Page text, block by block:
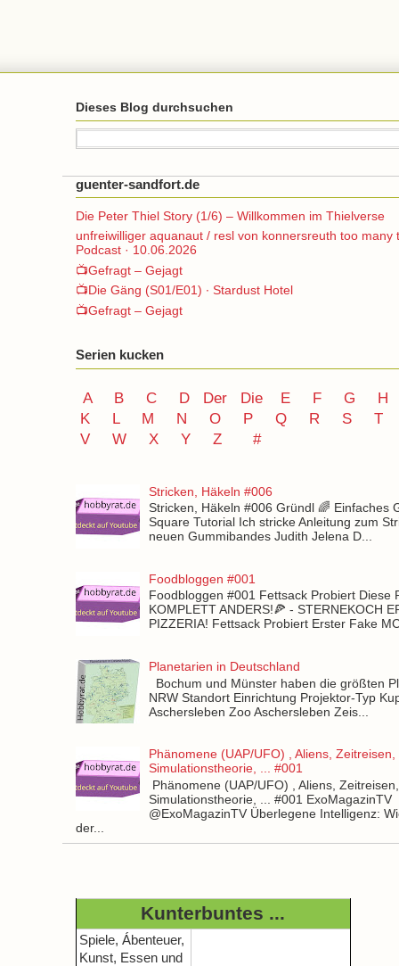
Dieses Blog durchsuchen
guenter-sandfort.de
Die Peter Thiel Story (1/6) – Willkommen im Thielverse
unfreiwilliger aquanaut / resl von konnersreuth too many
Podcast · 10.06.2026
📺Gefragt – Gejagt
📺Die Gäng (S01/E01) ∙ Stardust Hotel
📺Gefragt – Gejagt
Serien kucken
A B C D Der Die E F G
H
K
L M N O P Q R S
T
V
W X Y Z #
Stricken, Häkeln #006
Stricken, Häkeln #006 Gründl 🌈 Einfaches
Square Tutorial Ich stricke Anleitung zum
neuen Gummibandes Judith Jelena D...
Foodbloggen #001
Foodbloggen #001 Fettsack Probiert Diese
KOMPLETT ANDERS!🍕 - STERNEKOCH
PIZZERIA! Fettsack Probiert Erster Fake
Planetarien in Deutschland
Bochum und Münster haben die größten
NRW Standort Einrichtung Projektor-Typ
Aschersleben Zoo Aschersleben Zeis...
Phänomene (UAP/UFO) , Aliens, Zeitreisen,
Simulationstheorie, ... #001
Phänomene (UAP/UFO) , Aliens, Zeitreisen,
Simulationstheorie, ... #001 ExoMagazinTV
@ExoMagazinTV Überlegene Intelligenz:
der...
Kunterbuntes ...
Spiele, Ábenteuer,
Kunst, Essen und